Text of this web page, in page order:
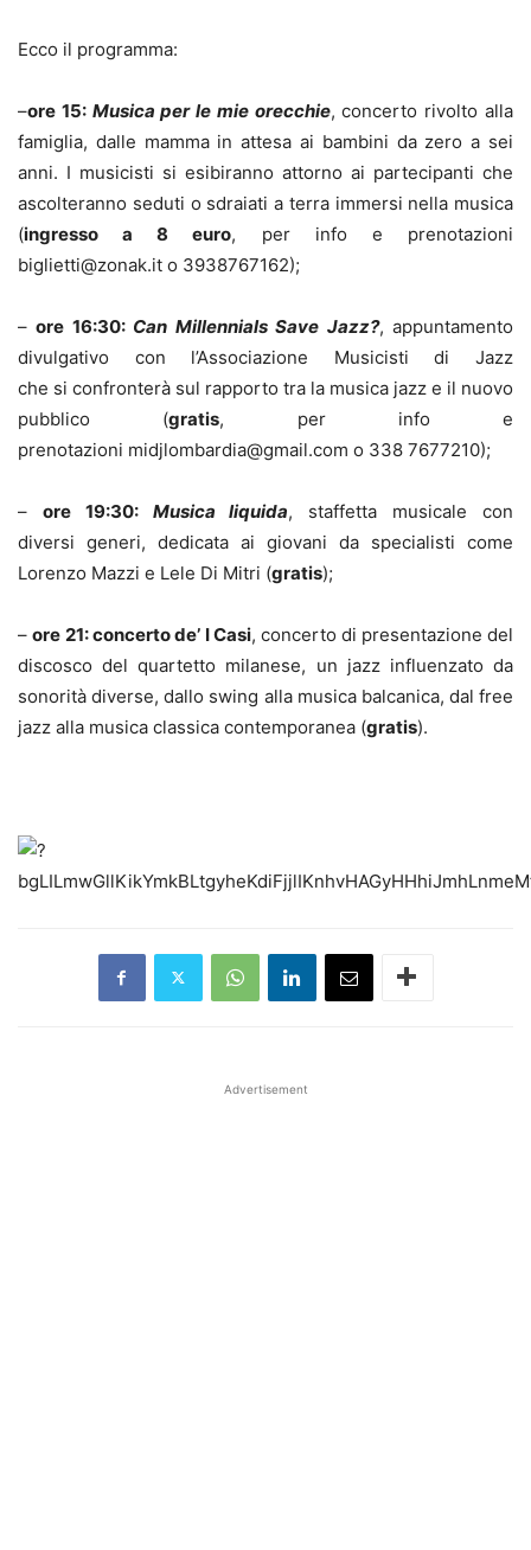
Ecco il programma:
–ore 15: Musica per le mie orecchie, concerto rivolto alla
famiglia, dalle mamma in attesa ai bambini da zero a sei
anni. I musicisti si esibiranno attorno ai partecipanti che
ascolteranno seduti o sdraiati a terra immersi nella musica
(ingresso a 8 euro, per info e prenotazioni
biglietti@zonak.it o 3938767162);
–ore 16:30: Can Millennials Save Jazz?, appuntamento
divulgativo con l’Associazione Musicisti di Jazz
che si confronterà sul rapporto tra la musica jazz e il nuovo
pubblico (gratis, per info e
prenotazioni midjlombardia@gmail.com o 338 7677210);
– ore 19:30: Musica liquida, staffetta musicale con
diversi generi, dedicata ai giovani da specialisti come
Lorenzo Mazzi e Lele Di Mitri (gratis);
–ore 21: concerto de’ I Casi, concerto di presentazione del
discosco del quartetto milanese, un jazz influenzato da
sonorità diverse, dallo swing alla musica balcanica, dal free
jazz alla musica classica contemporanea (gratis).
Advertisement